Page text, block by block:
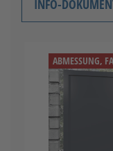
INFO-
ABMESSUNG,